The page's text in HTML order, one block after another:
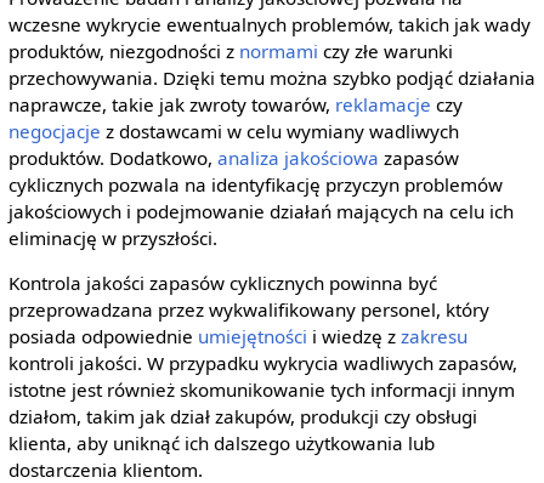
wczesne wykrycie ewentualnych problemów, takich jak wady
produktów, niezgodności z normami czy złe warunki
przechowywania. Dzięki temu można szybko podjąć działania
naprawcze, takie jak zwroty towarów, reklamacje czy
negocjacje z dostawcami w celu wymiany wadliwych
produktów. Dodatkowo, analiza jakościowa zapasów
cyklicznych pozwala na identyfikację przyczyn problemów
jakościowych i podejmowanie działań mających na celu ich
eliminację w przyszłości.
Kontrola jakości zapasów cyklicznych powinna być
przeprowadzana przez wykwalifikowany personel, który
posiada odpowiednie umiejętności i wiedzę z zakresu
kontroli jakości. W przypadku wykrycia wadliwych zapasów,
istotne jest również skomunikowanie tych informacji innym
działom, takim jak dział zakupów, produkcji czy obsługi
klienta, aby uniknąć ich dalszego użytkowania lub
dostarczenia klientom.